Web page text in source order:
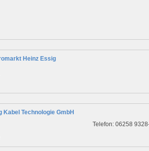
Heinz Essig
Kabel Technologie GmbH
Telefon: 06258